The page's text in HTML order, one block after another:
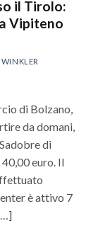
il Tirolo:
Vipiteno
di Bolzano,
da domani,
di
euro. Il
è attivo 7